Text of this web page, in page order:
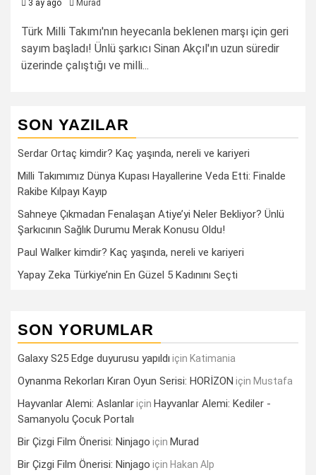
3 ay ago Murad
Türk Milli Takımı'nın heyecanla beklenen marşı için geri
sayım başladı! Ünlü şarkıcı Sinan Akçıl'ın uzun süredir
üzerinde çalıştığı ve milli...
SON YAZILAR
Serdar Ortaç kimdir? Kaç yaşında, nereli ve kariyeri
Milli Takımımız Dünya Kupası Hayallerine Veda Etti: Finalde
Rakibe Kılpayı Kayıp
Sahneye Çıkmadan Fenalaşan Atiye’yi Neler Bekliyor? Ünlü
Şarkıcının Sağlık Durumu Merak Konusu Oldu!
Paul Walker kimdir? Kaç yaşında, nereli ve kariyeri
Yapay Zeka Türkiye’nin En Güzel 5 Kadınını Seçti
SON YORUMLAR
Galaxy S25 Edge duyurusu yapıldı için Katimania
Oynanma Rekorları Kıran Oyun Serisi: HORİZON için Mustafa
Hayvanlar Alemi: Aslanlariçin Hayvanlar Alemi: Kediler -
Samanyolu Çocuk Portalı
Bir Çizgi Film Önerisi: Ninjago için Murad
Bir Çizgi Film Önerisi: Ninjago için Hakan Alp